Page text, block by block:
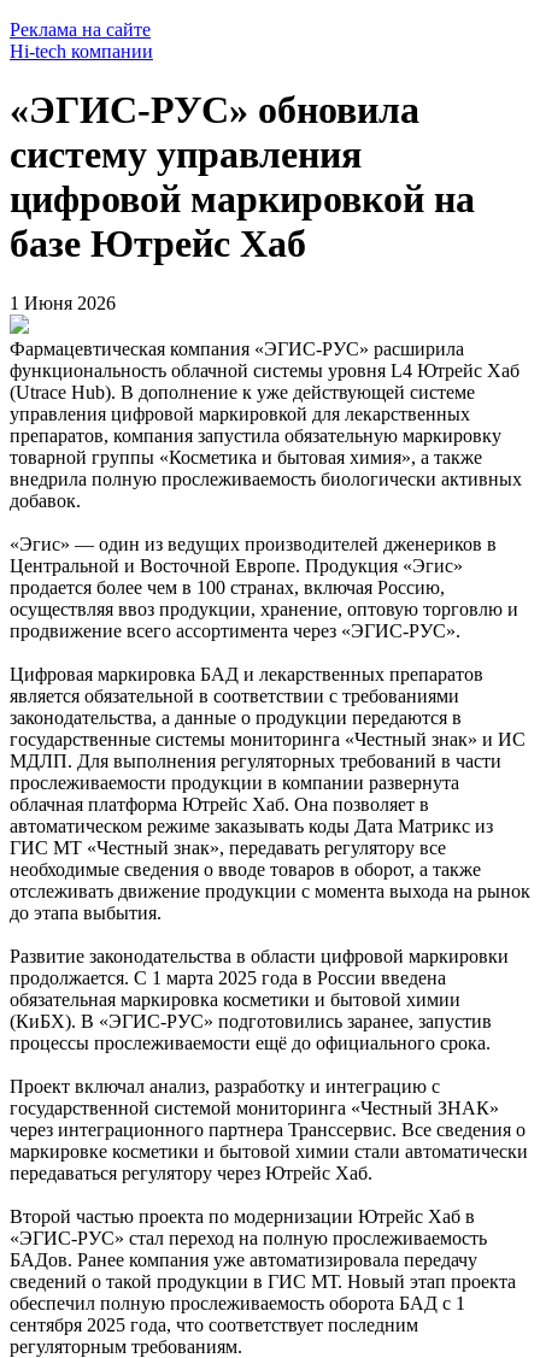
Реклама на сайте
Hi-tech компании
«ЭГИС-РУС» обновила
систему управления
цифровой маркировкой на
базе Ютрейс Хаб
1 Июня 2026
Фармацевтическая компания «ЭГИС-РУС» расширила
функциональность облачной системы уровня L4 Ютрейс Хаб
(Utrace Hub). В дополнение к уже действующей системе
управления цифровой маркировкой для лекарственных
препаратов, компания запустила обязательную маркировку
товарной группы «Косметика и бытовая химия», а также
внедрила полную прослеживаемость биологически активных
добавок.
«Эгис» — один из ведущих производителей дженериков в
Центральной и Восточной Европе. Продукция «Эгис»
продается более чем в 100 странах, включая Россию,
осуществляя ввоз продукции, хранение, оптовую торговлю и
продвижение всего ассортимента через «ЭГИС-РУС».
Цифровая маркировка БАД и лекарственных препаратов
является обязательной в соответствии с требованиями
законодательства, а данные о продукции передаются в
государственные системы мониторинга «Честный знак» и ИС
МДЛП. Для выполнения регуляторных требований в части
прослеживаемости продукции в компании развернута
облачная платформа Ютрейс Хаб. Она позволяет в
автоматическом режиме заказывать коды Дата Матрикс из
ГИС МТ «Честный знак», передавать регулятору все
необходимые сведения о вводе товаров в оборот, а также
отслеживать движение продукции с момента выхода на рынок
до этапа выбытия.
Развитие законодательства в области цифровой маркировки
продолжается. С 1 марта 2025 года в России введена
обязательная маркировка косметики и бытовой химии
(КиБХ). В «ЭГИС-РУС» подготовились заранее, запустив
процессы прослеживаемости ещё до официального срока.
Проект включал анализ, разработку и интеграцию с
государственной системой мониторинга «Честный ЗНАК»
через интеграционного партнера Транссервис. Все сведения о
маркировке косметики и бытовой химии стали автоматически
передаваться регулятору через Ютрейс Хаб.
Второй частью проекта по модернизации Ютрейс Хаб в
«ЭГИС-РУС» стал переход на полную прослеживаемость
БАДов. Ранее компания уже автоматизировала передачу
сведений о такой продукции в ГИС МТ. Новый этап проекта
обеспечил полную прослеживаемость оборота БАД с 1
сентября 2025 года, что соответствует последним
регуляторным требованиям.